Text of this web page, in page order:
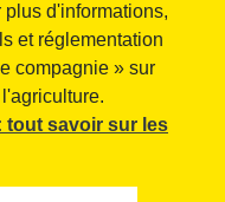
d'informations,
et réglementation
compagnie » sur
tout savoir sur les